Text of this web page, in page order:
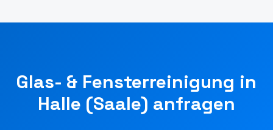
Glas- & Fensterreinigung in
Halle (Saale) anfragen